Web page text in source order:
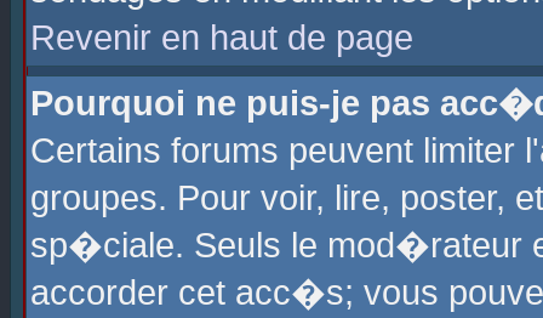
Revenir en haut de page
Pourquoi ne puis-je pas
Certains forums peuvent
groupes. Pour voir, lire, poster,
sp�ciale. Seuls le mod�rateur
accorder cet acc�s; vous